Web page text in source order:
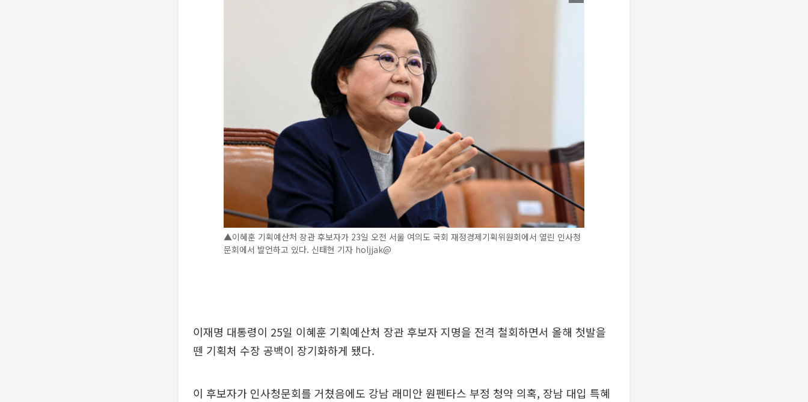
▲이혜훈 기획예산처 장관 후보자가 23일 오전 서울 여의도 국회 재정경제기획위원회에서 열린 인사청
문회에서 발언하고 있다. 신태현 기자 holjjak@
이재명 대통령이 25일 이혜훈 기획예산처 장관 후보자 지명을 전격 철회하면서 올해 첫발을
뗀 기획처 수장 공백이 장기화하게 됐다.
이 후보자가 인사청문회를 거쳤음에도 강남 래미안 원펜타스 부정 청약 의혹, 장남 대입 특혜